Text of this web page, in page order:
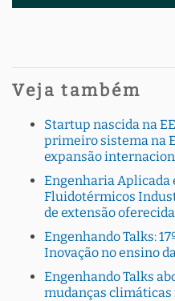
Veja também
Startup nascida na
primeiro sistema na
expansão
Engenharia Aplicada
Fluidotérmicos
de extensão
Engenhando Talks:
Inovação no ensino
Engenhando Talks
mudanças climáticas